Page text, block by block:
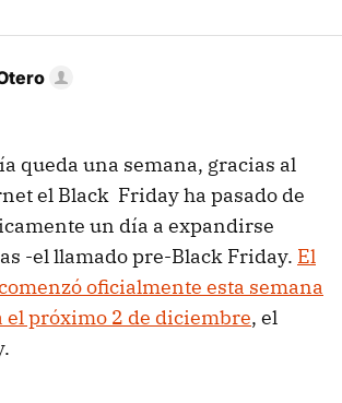
queda una semana, gracias al
el Black Friday ha pasado de
un día a expandirse
-el llamado pre-Black Friday. El
oficialmente esta semana
el próximo 2 de diciembre, el